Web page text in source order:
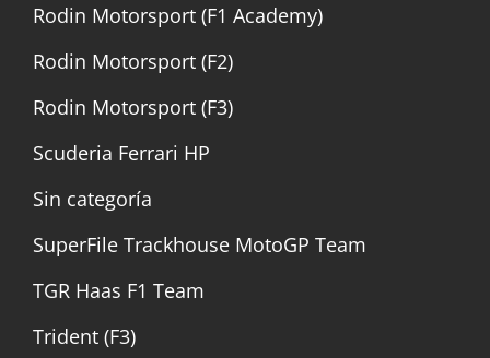
Rodin Motorsport (F1 Academy)
Rodin Motorsport (F2)
Rodin Motorsport (F3)
Scuderia Ferrari HP
Sin categoría
SuperFile Trackhouse MotoGP Team
TGR Haas F1 Team
Trident (F3)